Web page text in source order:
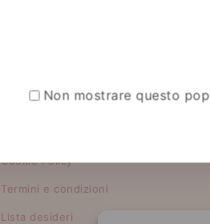
Link rapidi
Cookie Policy
Termini e condizioni
Lista desideri
Non mostrare questo